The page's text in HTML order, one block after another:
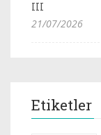
III
21/07/2026
Etiketler